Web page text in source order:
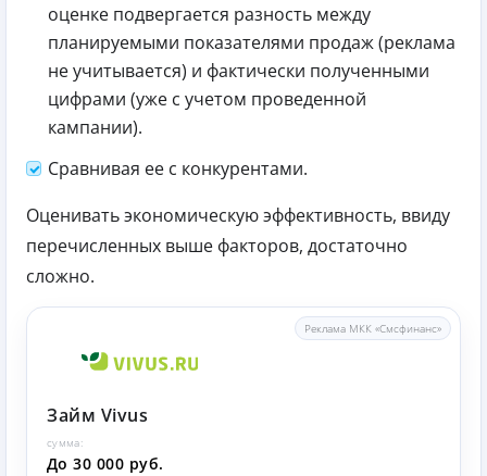
оценке подвергается разность между
планируемыми показателями продаж (реклама
не учитывается) и фактически полученными
цифрами (уже с учетом проведенной
кампании).
Сравнивая ее с конкурентами.
Оценивать экономическую эффективность, ввиду
перечисленных выше факторов, достаточно
сложно.
Реклама МКК «Смсфинанс»
Займ Vivus
сумма:
До 30 000 руб.